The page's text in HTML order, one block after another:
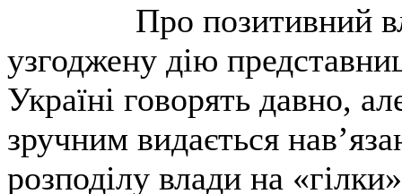
Про позитивний
узгоджену дію
Україні говорять давно,
зручним видається
розподілу влади на